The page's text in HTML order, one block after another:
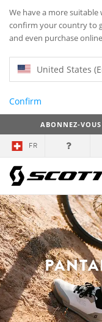
We have a more suitable
confirm your country to
and even purchase
United States
Confirm
ABONNEZ-VOUS
FR